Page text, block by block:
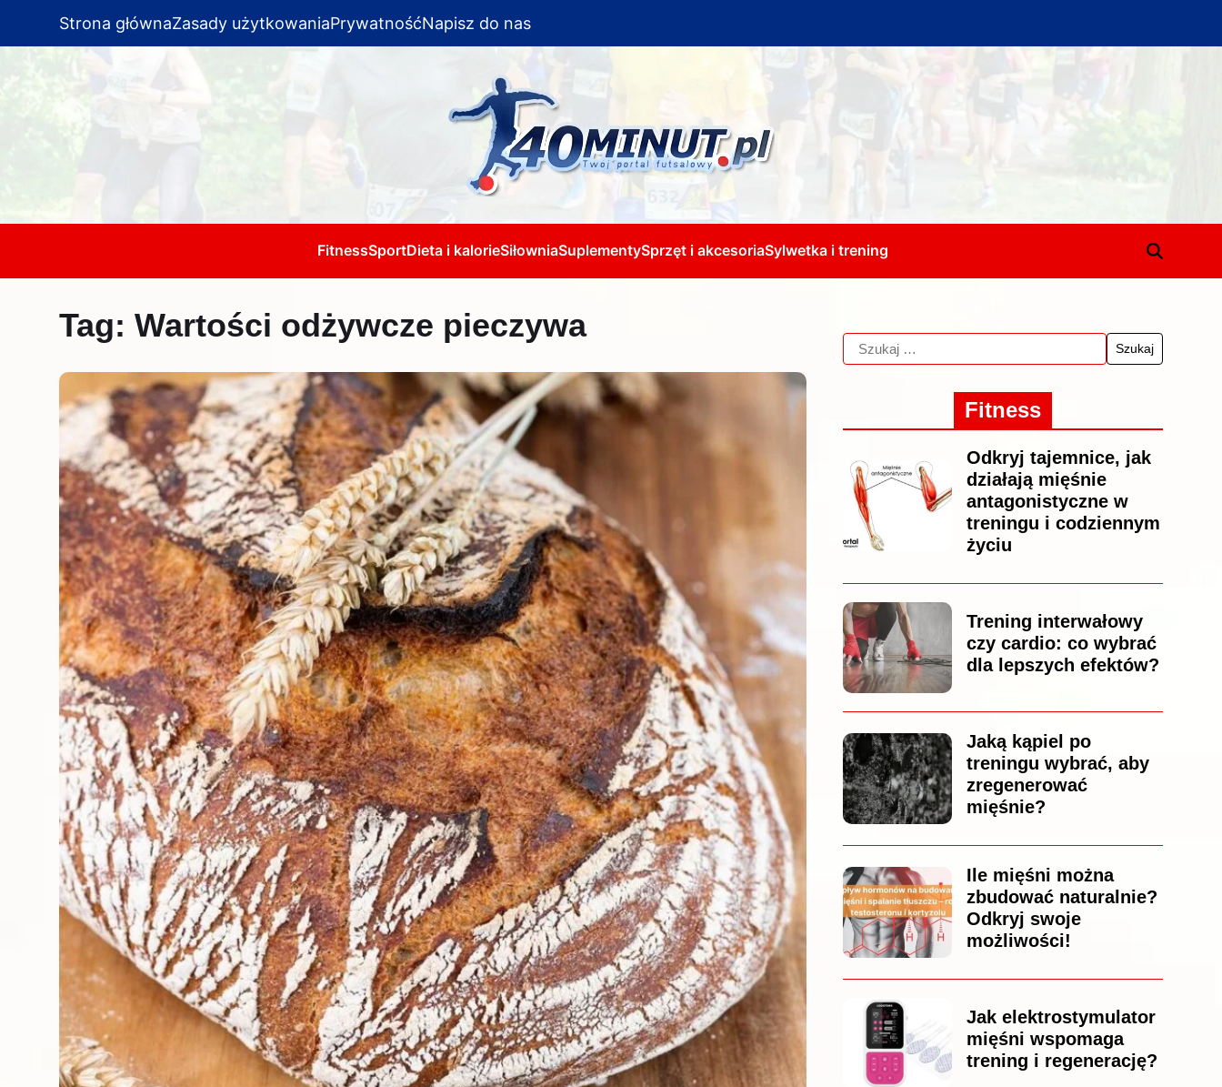
Strona głównaZasady użytkowaniaPrywatnośćNapisz do nas
FitnessSportDieta i kalorieSiłowniaSuplementySprzęt i akcesoriaSylwetka i trening
Tag: Wartości odżywcze pieczywa
Fitness
Odkryj tajemnice, jak
działają mięśnie
antagonistyczne w
treningu i codziennym
życiu
Trening interwałowy
czy cardio: co wybrać
dla lepszych efektów?
Jaką kąpiel po
treningu wybrać, aby
zregenerować
mięśnie?
Ile mięśni można
zbudować naturalnie?
Odkryj swoje
możliwości!
Jak elektrostymulator
mięśni wspomaga
trening i regenerację?